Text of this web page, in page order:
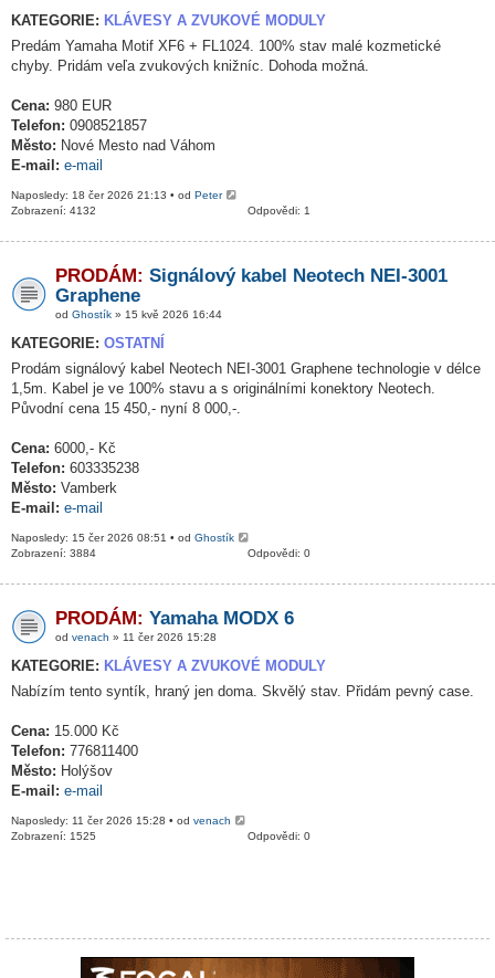
KATEGORIE: KLÁVESY A ZVUKOVÉ MODULY
Predám Yamaha Motif XF6 + FL1024. 100% stav malé kozmetické
chyby. Pridám veľa zvukových knižníc. Dohoda možná.
Cena: 980 EUR
Telefon: 0908521857
Město: Nové Mesto nad Váhom
E-mail: e-mail
Naposledy: 18 čer 2026 21:13 • od Peter
Odpovědi: 1
Zobrazení: 4132
PRODÁM: Signálový kabel Neotech NEI-3001
Graphene
od Ghostík » 15 kvě 2026 16:44
KATEGORIE: OSTATNÍ
Prodám signálový kabel Neotech NEI-3001 Graphene technologie v délce
1,5m. Kabel je ve 100% stavu a s originálními konektory Neotech.
Původní cena 15 450,- nyní 8 000,-.
Cena: 6000,- Kč
Telefon: 603335238
Město: Vamberk
E-mail: e-mail
Naposledy: 15 čer 2026 08:51 • od Ghostík
Odpovědi: 0
Zobrazení: 3884
PRODÁM: Yamaha MODX 6
od venach » 11 čer 2026 15:28
KATEGORIE: KLÁVESY A ZVUKOVÉ MODULY
Nabízím tento syntík, hraný jen doma. Skvělý stav. Přidám pevný case.
Cena: 15.000 Kč
Telefon: 776811400
Město: Holýšov
E-mail: e-mail
Naposledy: 11 čer 2026 15:28 • od venach
Odpovědi: 0
Zobrazení: 1525